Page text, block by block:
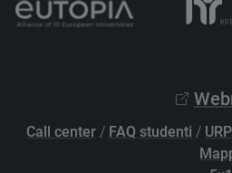
Call center / FAQ studenti / URP